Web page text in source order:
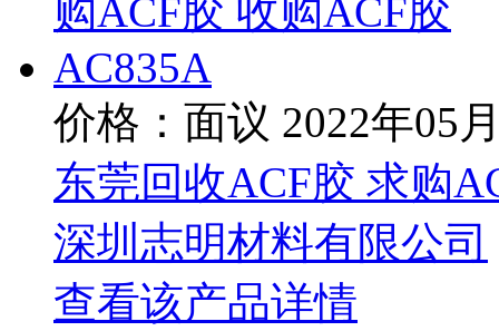
价格：面议 2022年05
东莞回收ACF胶 求购
深圳志明材料有限公司
查看该产品详情